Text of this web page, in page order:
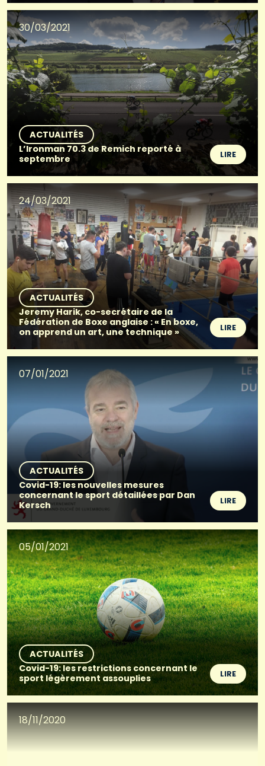
30/03/2021
ACTUALITÉS
L’Ironman 70.3 de Remich reporté à
septembre
LIRE
24/03/2021
ACTUALITÉS
Jeremy Harik, co-secrétaire de la
Fédération de Boxe anglaise : « En boxe,
on apprend un art, une technique »
LIRE
07/01/2021
ACTUALITÉS
Covid-19: les nouvelles mesures
concernant le sport détaillées par Dan
Kersch
LIRE
05/01/2021
ACTUALITÉS
Covid-19: les restrictions concernant le
sport légèrement assouplies
LIRE
18/11/2020